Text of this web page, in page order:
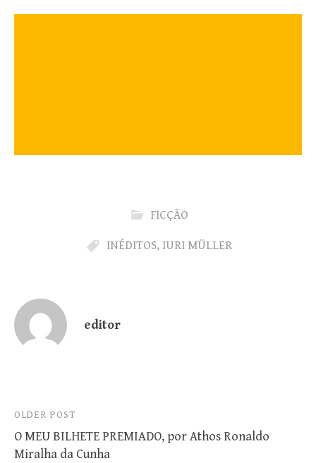
FICÇÃO
INÉDITOS, IURI MÜLLER
editor
Post
navigation
OLDER POST
O MEU BILHETE PREMIADO, por Athos Ronaldo
Miralha da Cunha